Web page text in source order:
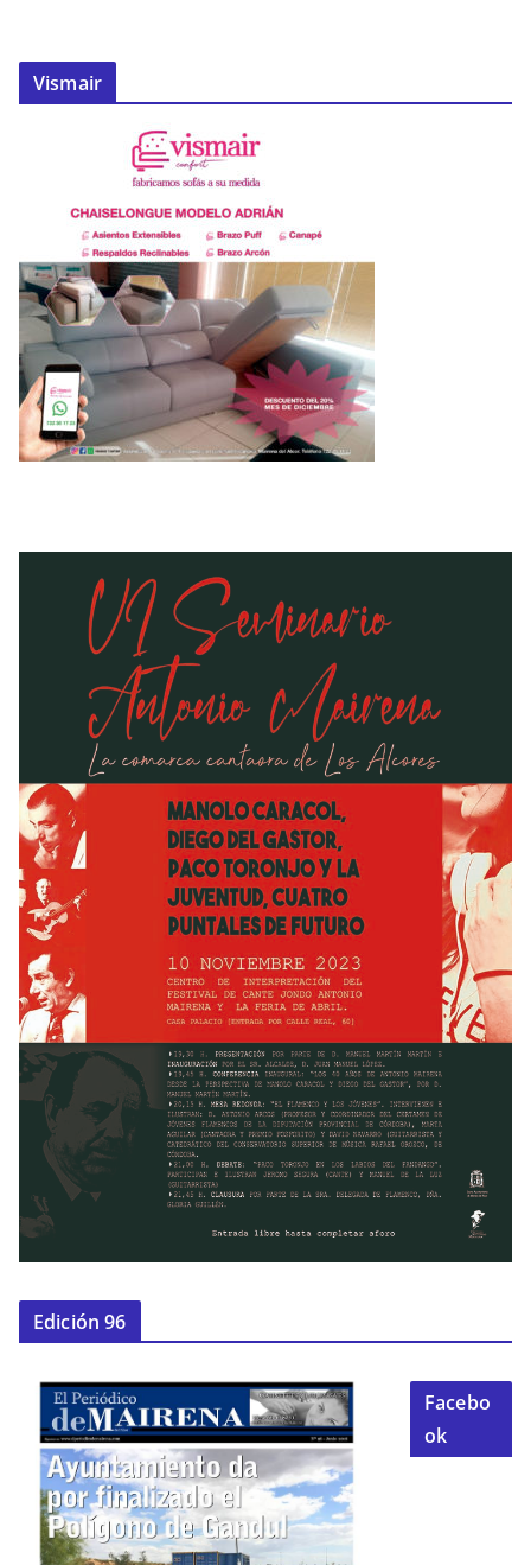
Vismair
Edición 96
Facebo
ok